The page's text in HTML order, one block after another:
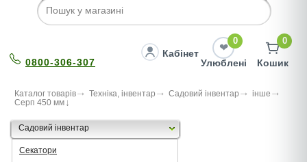
0800-306-307
Кабінет
0
Улюблені
0
Кошик
Каталог товарів Техніка, інвентар Садовий інвентар
інше
Серп 450 мм
Садовий інвентар
Секатори